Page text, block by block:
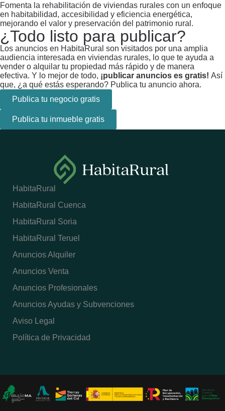
Fomenta la rehabilitación de viviendas rurales con un enfoque
en habitabilidad, accesibilidad y eficiencia energética,
mejorando el valor y preservación del patrimonio rural.
¿Todo listo para publicar?
Los anuncios en HabitaRural son visitados por una amplia
audiencia interesada en viviendas rurales, lo que te ayuda a
vender o alquilar tu propiedad más rápido y de manera
efectiva. Y lo mejor de todo, ¡publicar anuncios es gratis! Así
que, ¿a qué estás esperando? Publica tu anuncio ahora.
Publica tu negocio gratis
Publica tu inmueble gratis
HabitaRural
HabitaRural Cuenca
HabitaRural Soria
HabitaRural Teruel
Anuncios Alquiler
Anuncios Venta
Anuncios Profesionales
Anuncios Ayudas y Subvenciones
Aviso Legal
Política de Privacidad